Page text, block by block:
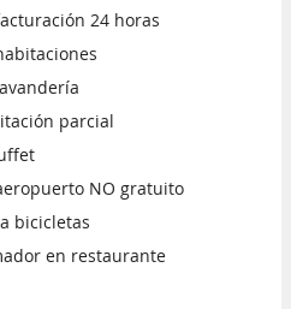
24 horas
parcial
NO gratuito
bicicletas
en restaurante